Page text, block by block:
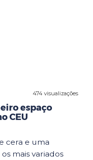
474 visualizações
espaço
CEU
cera e uma
mais variados